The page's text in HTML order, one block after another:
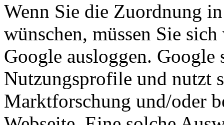
Wenn Sie die Zuordnung
wünschen, müssen Sie
Google ausloggen. Google
Nutzungsprofile und nutzt
Marktforschung und/oder